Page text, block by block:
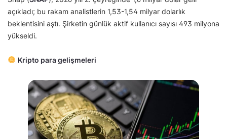
açıkladı; bu rakam analistlerin 1,53-1,54 milyar dolarlık
beklentisini aştı. Şirketin günlük aktif kullanıcı sayısı 493 milyona
yükseldi.
Kripto para gelişmeleri